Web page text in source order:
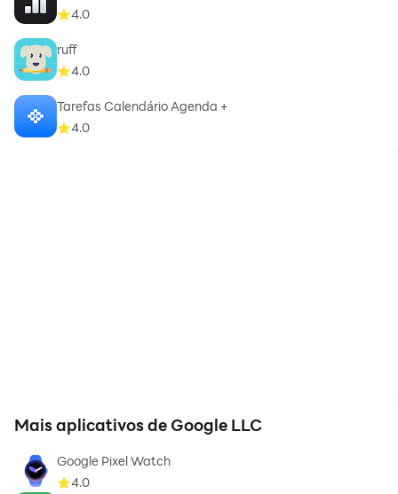
4.0
ruff
4.0
Tarefas Calendário Agenda +
4.0
Mais aplicativos de Google LLC
Google Pixel Watch
4.0